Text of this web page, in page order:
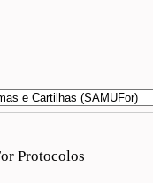
Protocolos